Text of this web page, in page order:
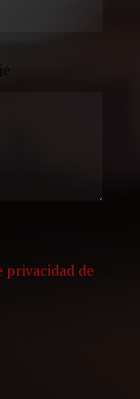
privacidad de